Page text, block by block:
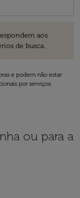
aos
de busca.
e podem não estar
por serviços
ou para a